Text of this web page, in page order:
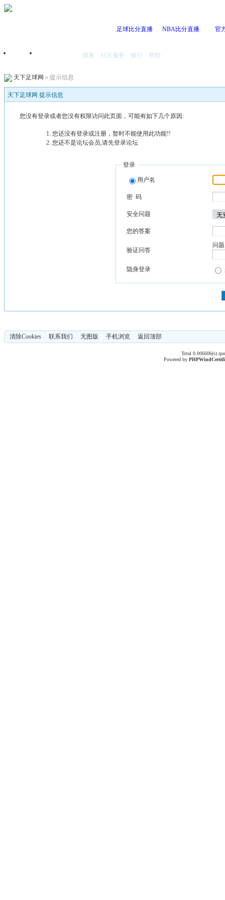
足球比分直播 NBA比分直播 官
首页 搜索 社区服务 银行 帮助
天下足球网 » 提示信息
天下足球网 提示信息
您没有登录或者您没有权限访问此页面，可能有如下几个原因:
您还没有登录或注册，暂时不能使用此功能!!
您还不是论坛会员,请先登录论坛
登录
用户名
密 码
安全问题
您的答案
验证问答
问
隐身登录
清除Cookies 联系我们 无图版 手机浏览 返回顶部
Total 0.006606(s)
Powered byPHPWind